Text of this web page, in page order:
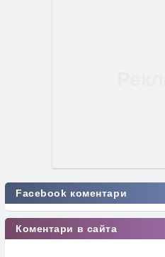
Facebook коментари
Коментари в сайта